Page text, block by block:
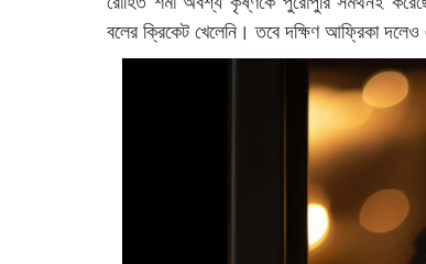
বলের ক্রিকেট খেলেনি। তবে দক্ষিণ আফ্রিকা